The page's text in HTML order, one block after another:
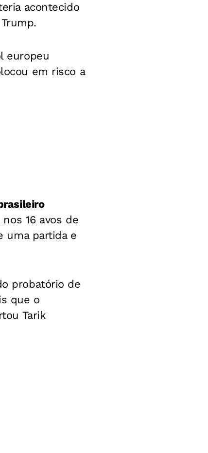
acontecido
europeu
em risco a
nos 16 avos de
uma partida e
probatório de
que o
Tarik